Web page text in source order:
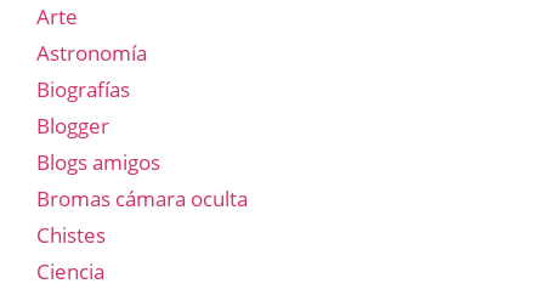
Arte
Astronomía
Biografías
Blogger
Blogs amigos
Bromas cámara oculta
Chistes
Ciencia